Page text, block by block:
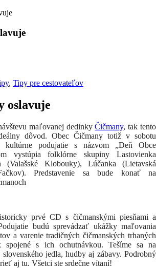
, Tipy pre cestovateľov
oslavuje
maľovanej dedinkyČičmany, tak tento
dôvod. Obec Čičmany totiž v sobotu
kultúrne podujatie s názvom „Deň Obce
vystúpia folklórne skupiny Lastovienka
(Valašské Klobouky), Lúčanka (Lietavská
Predstavenie sa bude konať na
prvé CD s čičmanskými piesňami a
budú sprevádzať ukážky maľovania
a varenie tradičných čičmanských trhaných
spojené s ich ochutnávkou. Tešíme sa na
jedla, hudby aj zábavy. Podrobný
aj tu. Všetci ste srdečne vítaní!